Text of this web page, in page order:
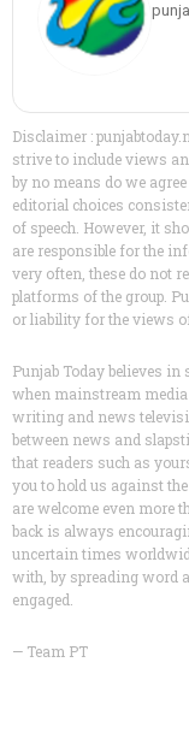
Disclaimer :
strive to include views
by no means do we
editorial choices
of speech. However, it
are responsible for the
very often, these do not
platforms of the group.
or liability for the views
Punjab Today believes
when mainstream
writing and news
between news and
that readers such as
you to hold us against
are welcome even more
back is always
uncertain times
with, by spreading word
engaged.
— Team PT